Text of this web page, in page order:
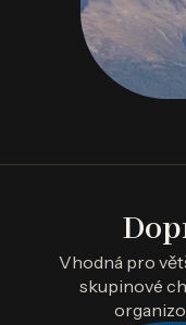
Vhodná pro
skupinové